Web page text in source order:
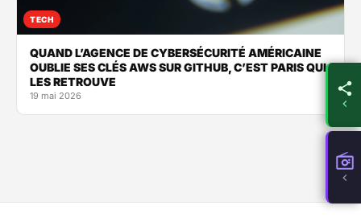
TECH
QUAND L’AGENCE DE CYBERSÉCURITÉ AMÉRICAINE
OUBLIE SES CLÉS AWS SUR GITHUB, C’EST PARIS QUI
LES RETROUVE
19 mai 2026